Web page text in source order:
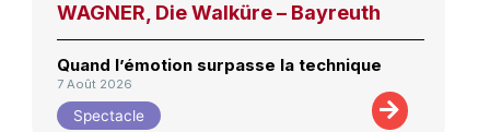
WAGNER, Die Walküre – Bayreuth
Quand l’émotion surpasse la technique
7 Août 2026
Spectacle